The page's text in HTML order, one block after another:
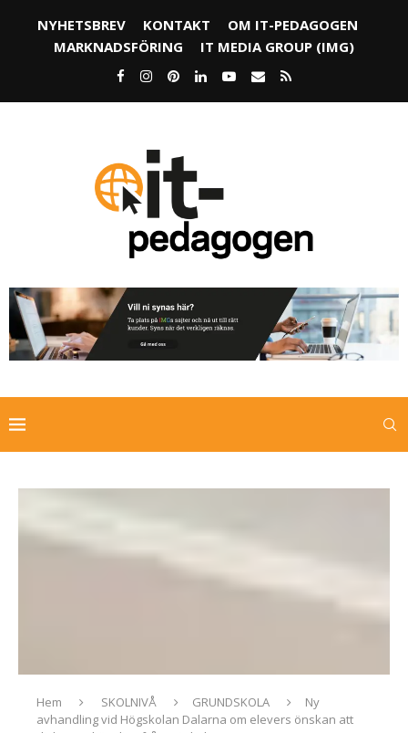
NYHETSBREV KONTAKT
OM IT-PEDAGOGEN
MARKNADSFÖRING
IT MEDIA GROUP (IMG)
Hem SKOLNIVÅ GRUNDSKOLA
Ny
avhandling vid Högskolan Dalarna om elevers önskan att